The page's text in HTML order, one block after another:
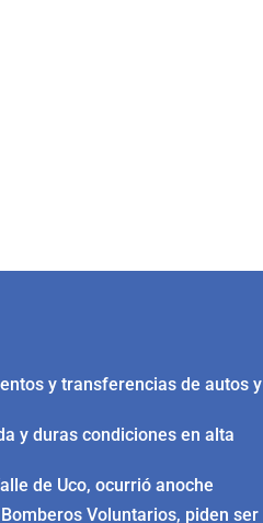
y transferencias de autos y
y duras condiciones en alta
de Uco, ocurrió anoche
Voluntarios, piden ser